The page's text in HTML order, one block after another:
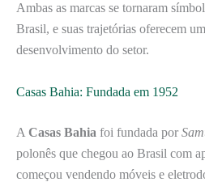
Ambas as marcas se tornaram
Brasil, e suas trajetórias oferecem
desenvolvimento do setor.
Casas Bahia: Fundada em 1952
A Casas Bahia foi fundada por
polonês que chegou ao Brasil com
começou vendendo móveis e